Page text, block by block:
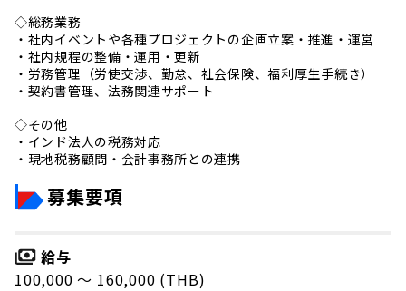
◇総務業務
・社内イベントや各種プロジェクトの企画立案・推進・運営
・社内規程の整備・運用・更新
・労務管理（労使交渉、勤怠、社会保険、福利厚生手続き）
・契約書管理、法務関連サポート
◇その他
・インド法人の税務対応
・現地税務顧問・会計事務所との連携
募集要項
給与
100,000 〜 160,000 (THB)